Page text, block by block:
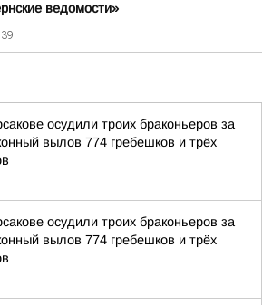
ведомости»
осудили троих браконьеров за
вылов 774 гребешков и трёх
осудили троих браконьеров за
вылов 774 гребешков и трёх